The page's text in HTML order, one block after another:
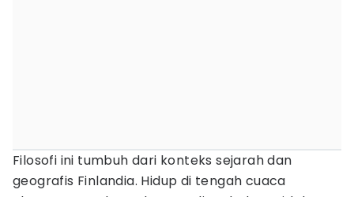
Filosofi ini tumbuh dari konteks sejarah dan
geografis Finlandia. Hidup di tengah cuaca